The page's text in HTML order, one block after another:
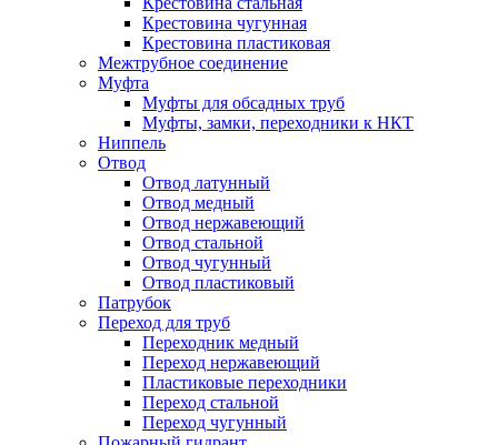
Крестовина чугунная
Крестовина пластиковая
Межтрубное соединение
Муфта
Муфты для обсадных труб
Муфты, замки, переходники к НКТ
Ниппель
Отвод
Отвод латунный
Отвод медный
Отвод нержавеющий
Отвод стальной
Отвод чугунный
Отвод пластиковый
Патрубок
Переход для труб
Переходник медный
Переход нержавеющий
Пластиковые переходники
Переход стальной
Переход чугунный